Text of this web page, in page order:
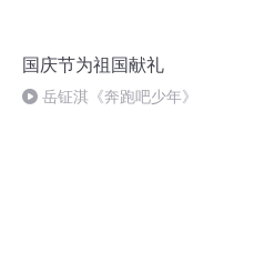
国庆节为祖国献礼
岳钲淇《奔跑吧少年》